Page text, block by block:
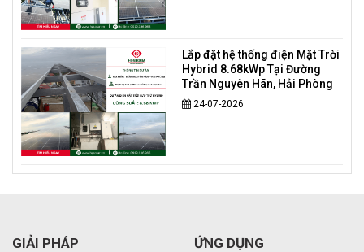
Lắp đặt hệ thống điện Mặt Trời
Hybrid 8.68kWp Tại Đường
Trần Nguyên Hãn, Hải Phòng
24-07-2026
GIẢI PHÁP ỨNG DỤNG